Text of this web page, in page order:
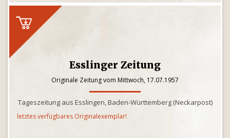
Esslinger Zeitung
Originale Zeitung vom Mittwoch, 17.07.1957
Tageszeitung aus Esslingen, Baden-Württemberg (Neckarpost)
letztes verfügbares Originalexemplar!